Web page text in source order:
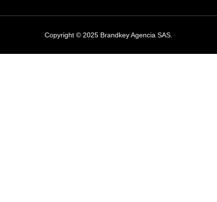
Copyright © 2025 Brandkey Agencia SAS.